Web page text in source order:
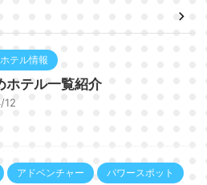
テル情報
ホテル一覧紹介
12
アドベンチャー パワースポット